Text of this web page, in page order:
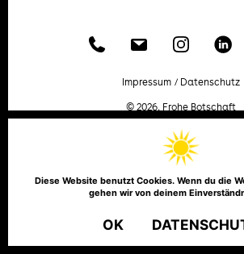
Email Instagram
Impressum Datenschutz
© 2026, Frohe Botschaft
Diese Website benutzt Cookies. Wenn du die
gehen wir von deinem
OK